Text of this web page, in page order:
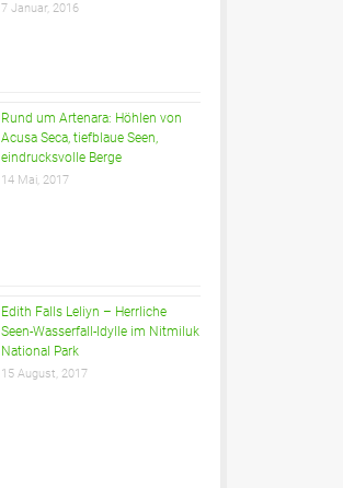
7 Januar, 2016
Rund um Artenara: Höhlen von
Acusa Seca, tiefblaue Seen,
eindrucksvolle Berge
14 Mai, 2017
Edith Falls Leliyn – Herrliche
Seen-Wasserfall-Idylle im Nitmiluk
National Park
15 August, 2017